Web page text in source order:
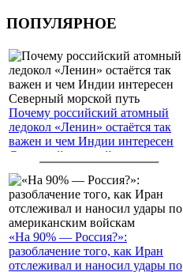
ПОПУЛЯРНОЕ
Почему российский атомный
ледокол «Ленин» остаётся так
важен и чем Индии интересен
Северный морской путь
«На 90% — Россия?»:
разоблачение того, как Иран
отслеживал и наносил удары по